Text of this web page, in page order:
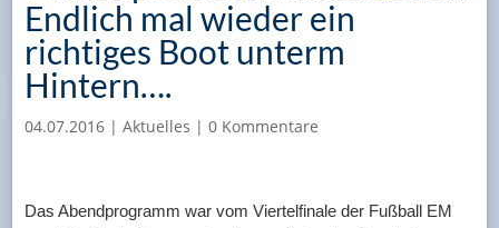
Endlich mal wieder ein
richtiges Boot unterm
Hintern….
04.07.2016| Aktuelles | 0 Kommentare
Das Abendprogramm war vom Viertelfinale der Fußball EM